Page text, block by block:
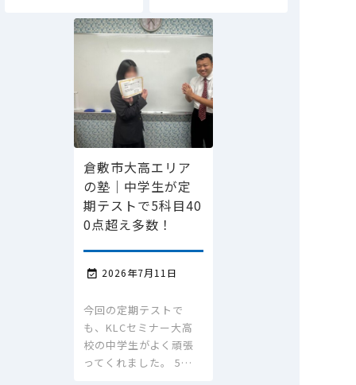
倉敷市大高エリア
の塾｜中学生が定
期テストで5科目40
0点超え多数！
 2026年7月11日
今回の定期テストで
も、KLCセミナー大高
校の中学生がよく頑張
ってくれました。 5…